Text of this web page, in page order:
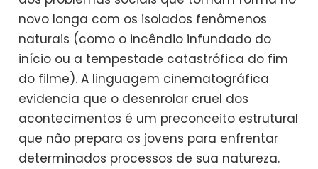
novo longa com os isolados fenômenos
naturais (como o incêndio infundado do
início ou a tempestade catastrófica do fim
do filme). A linguagem cinematográfica
evidencia que o desenrolar cruel dos
acontecimentos é um preconceito estrutural
que não prepara os jovens para enfrentar
determinados processos de sua natureza.